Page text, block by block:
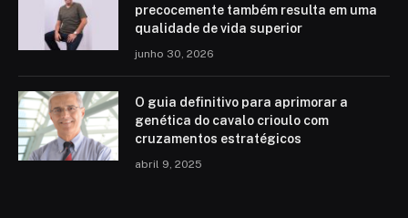
precocemente também resulta em uma
qualidade de vida superior
junho 30, 2026
O guia definitivo para aprimorar a
genética do cavalo crioulo com
cruzamentos estratégicos
abril 9, 2025